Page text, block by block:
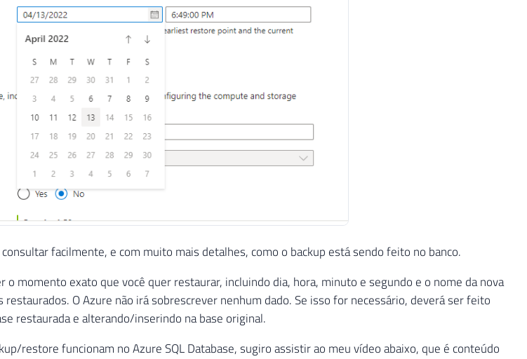
facilmente, e com muito mais detalhes, como o backup está sendo feito no banco.
o momento exato que você quer restaurar, incluindo dia, hora, minuto e segundo e o nome da nova
restaurados. O Azure não irá sobrescrever nenhum dado. Se isso for necessário, deverá ser feito
restaurada e alterando/inserindo na base original.
restore funcionam no Azure SQL Database, sugiro assistir ao meu vídeo abaixo, que é conteúdo